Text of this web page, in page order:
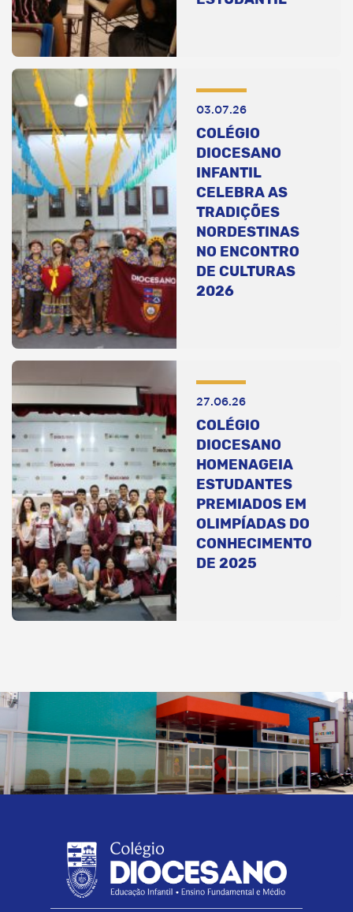
03.07.26
COLÉGIO
DIOCESANO
INFANTIL
CELEBRA AS
TRADIÇÕES
NORDESTINAS
NO ENCONTRO
DE CULTURAS
2026
27.06.26
COLÉGIO
DIOCESANO
HOMENAGEIA
ESTUDANTES
PREMIADOS EM
OLIMPÍADAS DO
CONHECIMENTO
DE 2025